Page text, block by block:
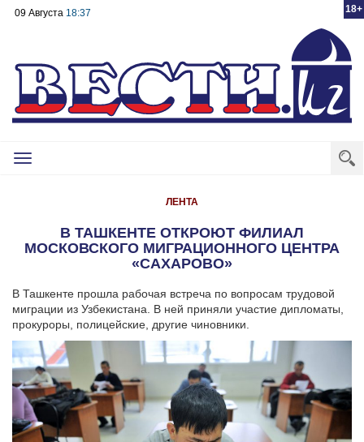
18+
09 Августа 18:37
Toggle
ЛЕНТА
В ТАШКЕНТЕ ОТКРОЮТ ФИЛИАЛ
МОСКОВСКОГО МИГРАЦИОННОГО ЦЕНТРА
«САХАРОВО»
В Ташкенте прошла рабочая встреча по вопросам трудовой
миграции из Узбекистана. В ней приняли участие дипломаты,
прокуроры, полицейские, другие чиновники.